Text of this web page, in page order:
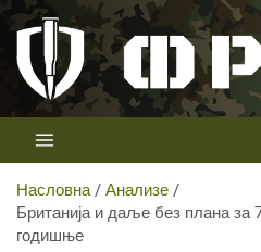
Скип
цонтент
Телевизија
Први војни канал у Србији
Насловна
Анализе
Британија и даље без плана за
годишње